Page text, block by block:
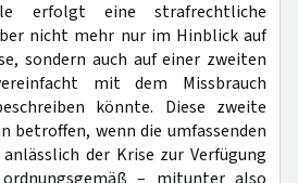
erfolgt eine strafrechtliche
nicht mehr nur im Hinblick auf
sondern auch auf einer zweiten
mit dem Missbrauch
könnte. Diese zweite
betroffen, wenn die umfassenden
der Krise zur Verfügung